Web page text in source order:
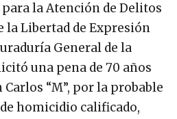
la Atención de Delitos
la Libertad de Expresión
General de la
una pena de 70 años
“M”, por la probable
homicidio calificado,